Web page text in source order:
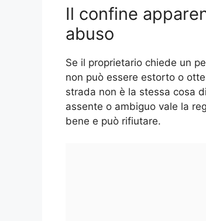
Il confine
abuso
Se il proprietario chiede un
non può essere estorto o
strada non è la stessa cosa
assente o ambiguo vale la
bene e può rifiutare.